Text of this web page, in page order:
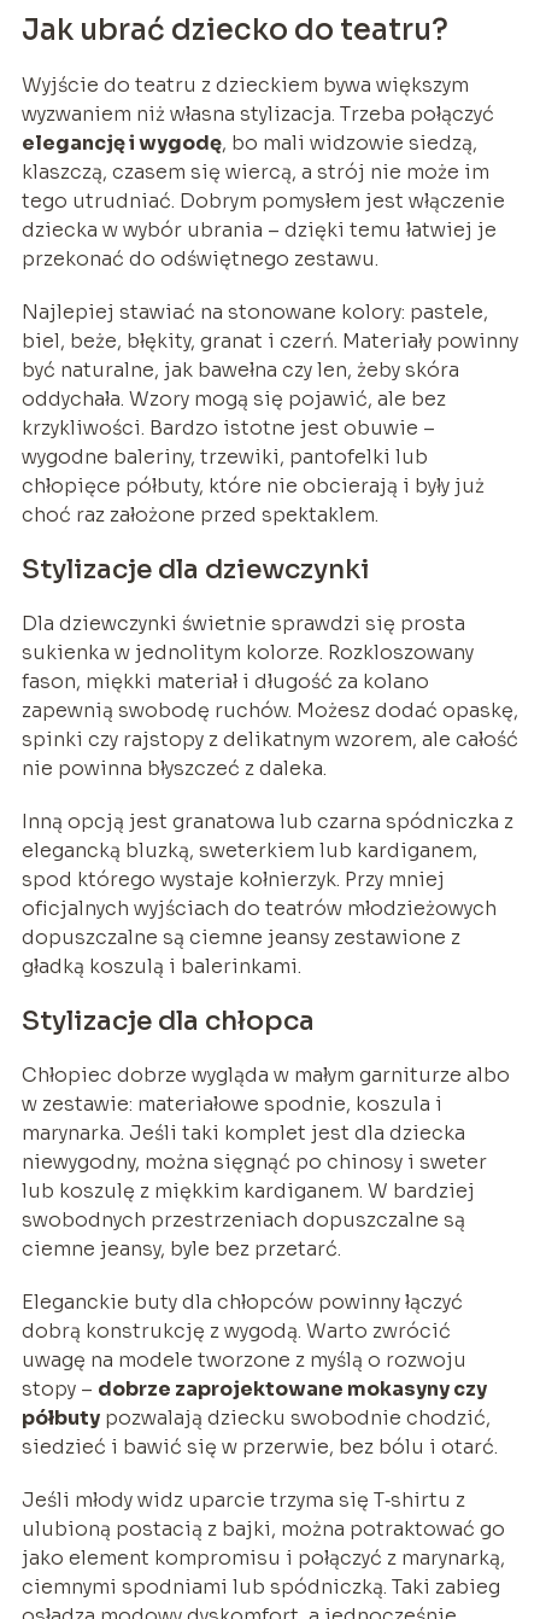
Jak ubrać dziecko do teatru?
Wyjście do teatru z dzieckiem bywa większym
wyzwaniem niż własna stylizacja. Trzeba połączyć
elegancję i wygodę, bo mali widzowie siedzą,
klaszczą, czasem się wiercą, a strój nie może im
tego utrudniać. Dobrym pomysłem jest włączenie
dziecka w wybór ubrania – dzięki temu łatwiej je
przekonać do odświętnego zestawu.
Najlepiej stawiać na stonowane kolory: pastele,
biel, beże, błękity, granat i czerń. Materiały powinny
być naturalne, jak bawełna czy len, żeby skóra
oddychała. Wzory mogą się pojawić, ale bez
krzykliwości. Bardzo istotne jest obuwie –
wygodne baleriny, trzewiki, pantofelki lub
chłopięce półbuty, które nie obcierają i były już
choć raz założone przed spektaklem.
Stylizacje dla dziewczynki
Dla dziewczynki świetnie sprawdzi się prosta
sukienka w jednolitym kolorze. Rozkloszowany
fason, miękki materiał i długość za kolano
zapewnią swobodę ruchów. Możesz dodać opaskę,
spinki czy rajstopy z delikatnym wzorem, ale całość
nie powinna błyszczeć z daleka.
Inną opcją jest granatowa lub czarna spódniczka z
elegancką bluzką, sweterkiem lub kardiganem,
spod którego wystaje kołnierzyk. Przy mniej
oficjalnych wyjściach do teatrów młodzieżowych
dopuszczalne są ciemne jeansy zestawione z
gładką koszulą i balerinkami.
Stylizacje dla chłopca
Chłopiec dobrze wygląda w małym garniturze albo
w zestawie: materiałowe spodnie, koszula i
marynarka. Jeśli taki komplet jest dla dziecka
niewygodny, można sięgnąć po chinosy i sweter
lub koszulę z miękkim kardiganem. W bardziej
swobodnych przestrzeniach dopuszczalne są
ciemne jeansy, byle bez przetarć.
Eleganckie buty dla chłopców powinny łączyć
dobrą konstrukcję z wygodą. Warto zwrócić
uwagę na modele tworzone z myślą o rozwoju
stopy – dobrze zaprojektowane mokasyny czy
półbutypozwalają dziecku swobodnie chodzić,
siedzieć i bawić się w przerwie, bez bólu i otarć.
Jeśli młody widz uparcie trzyma się T‑shirtu z
ulubioną postacią z bajki, można potraktować go
jako element kompromisu i połączyć z marynarką,
ciemnymi spodniami lub spódniczką. Taki zabieg